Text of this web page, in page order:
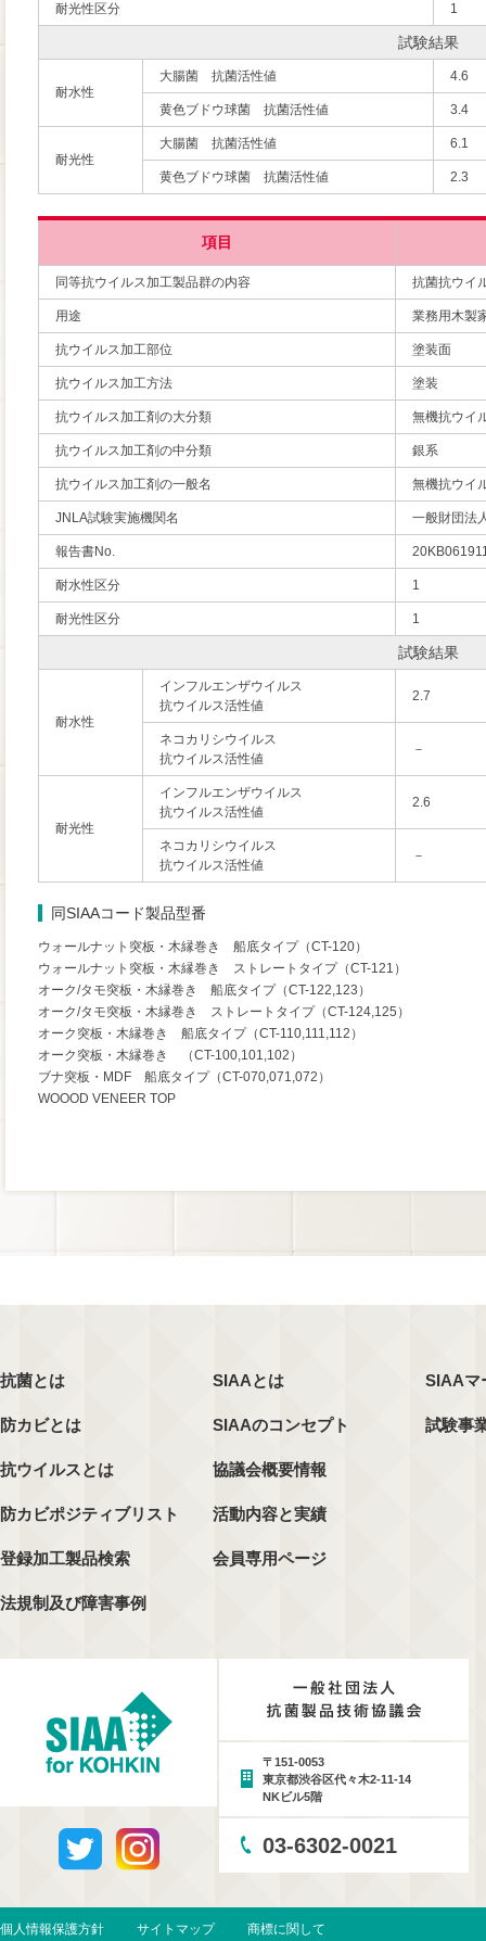
耐光性区分 1
試験結果
耐水性
大腸菌 抗菌活性値 4.6
黄色ブドウ球菌 抗菌活性値 3.4
耐光性
大腸菌 抗菌活性値 6.1
黄色ブドウ球菌 抗菌活性値 2.3
項目
同等抗ウイルス加工製品群の内容 抗菌抗ウイ
用途 業務用木製
抗ウイルス加工部位 塗装面
抗ウイルス加工方法 塗装
抗ウイルス加工剤の大分類 無機抗ウイ
抗ウイルス加工剤の中分類 銀系
抗ウイルス加工剤の一般名 無機抗ウイ
JNLA試験実施機関名 一般財団法
報告書No.
耐水性区分 1
耐光性区分 1
試験結果
耐水性
インフルエンザウイルス
抗ウイルス活性値
2.7
ネコカリシウイルス
抗ウイルス活性値
－
耐光性
インフルエンザウイルス
抗ウイルス活性値
2.6
ネコカリシウイルス
抗ウイルス活性値
－
同SIAAコード製品型番
ウォールナット突板・木縁巻き 船底タイプ（CT-120）
ウォールナット突板・木縁巻き ストレートタイプ（CT-121）
オーク/タモ突板・木縁巻き 船底タイプ（CT-122,123）
オーク/タモ突板・木縁巻き ストレートタイプ（CT-124,125）
オーク突板・木縁巻き 船底タイプ（CT-110,111,112）
オーク突板・木縁巻き （CT-100,101,102）
ブナ突板・MDF 船底タイプ（CT-070,071,072）
WOOOD VENEER TOP
抗菌とは
防カビとは
抗ウイルスとは
防カビポジティブリスト
登録加工製品検索
法規制及び障害事例
SIAAとは
SIAAのコンセプト
協議会概要情報
活動内容と実績
会員専用ページ
SIAAマ
試験事
〒151-0053
東京都渋谷区代々木2-11-14
NKビル5階
03-6302-0021
個人情報保護方針 サイトマップ 商標に関して